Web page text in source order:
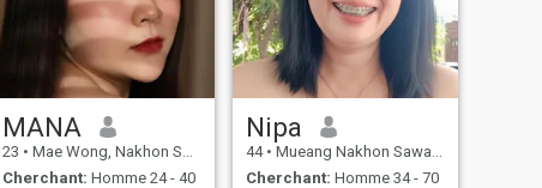
MANA
23 • Mae Wong, Nakhon Sawan, Thailande
Cherchant: Homme 24 - 40
Nipa
44 • Mueang Nakhon Sawan, Nakhon Sawan, Thailande
Cherchant: Homme 34 - 70